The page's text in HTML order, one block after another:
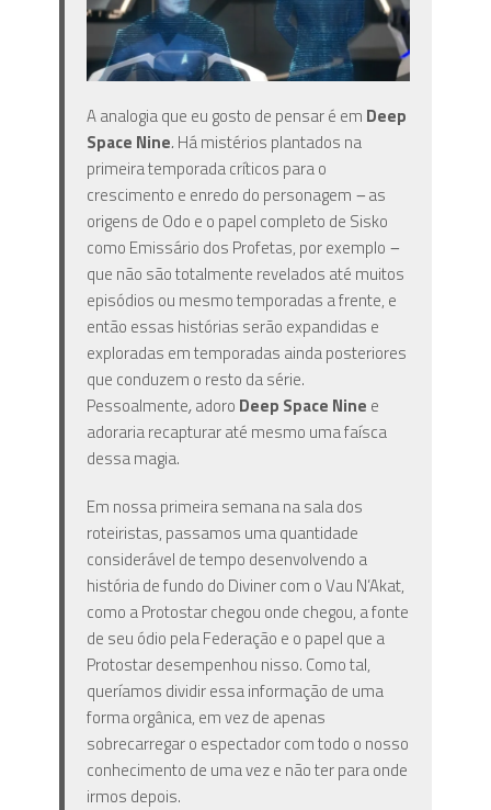
A analogia que eu gosto de pensar é em Deep
Space Nine. Há mistérios plantados na
primeira temporada críticos para o
crescimento e enredo do personagem –as
origens de Odo e o papel completo de Sisko
como Emissário dos Profetas, por exemplo –
que não são totalmente revelados até muitos
episódios ou mesmo temporadas a frente, e
então essas histórias serão expandidas e
exploradas em temporadas ainda posteriores
que conduzem o resto da série.
Pessoalmente,adoro Deep Space Nine e
adoraria recapturar até mesmo uma faísca
dessa magia.
Em nossa primeira semana na sala dos
roteiristas, passamos uma quantidade
considerável de tempo desenvolvendo a
história de fundo do Diviner com o Vau N’Akat,
como a Protostar chegou onde chegou, a fonte
de seu ódio pela Federação e o papel que a
Protostar desempenhou nisso. Como tal,
queríamos dividir essa informação de uma
forma orgânica, em vez de apenas
sobrecarregar o espectador com todo o nosso
conhecimento de uma vez e não ter para onde
irmos depois.